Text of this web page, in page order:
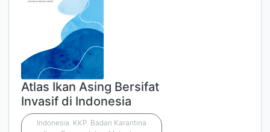
Atlas Ikan Asing Bersifat
Invasif di Indonesia
Indonesia. KKP. Badan Karantina